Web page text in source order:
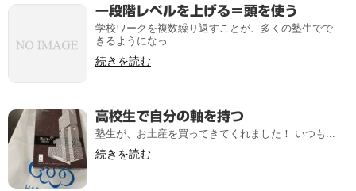
一段階レベルを上げる＝頭を使う
学校ワークを複数繰り返すことが、多くの塾生でで
きるようになっ...
続きを読む
高校生で自分の軸を持つ
塾生が、お土産を買ってきてくれました！ いつも...
続きを読む